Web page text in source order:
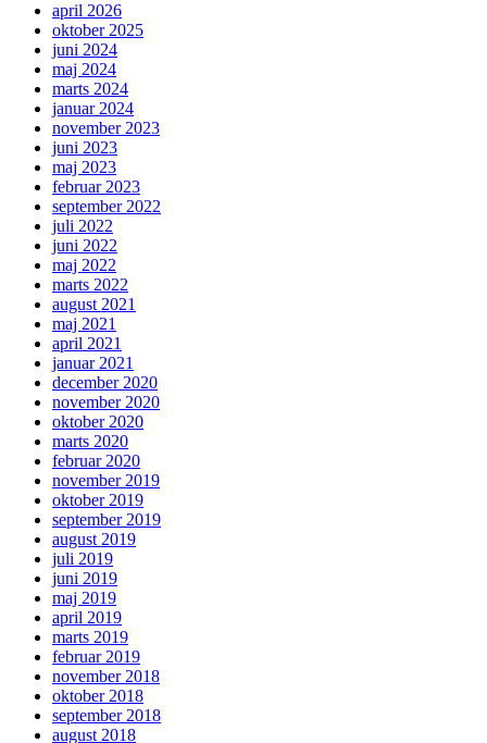
april 2026
oktober 2025
juni 2024
maj 2024
marts 2024
januar 2024
november 2023
juni 2023
maj 2023
februar 2023
september 2022
juli 2022
juni 2022
maj 2022
marts 2022
august 2021
maj 2021
april 2021
januar 2021
december 2020
november 2020
oktober 2020
marts 2020
februar 2020
november 2019
oktober 2019
september 2019
august 2019
juli 2019
juni 2019
maj 2019
april 2019
marts 2019
februar 2019
november 2018
oktober 2018
september 2018
august 2018